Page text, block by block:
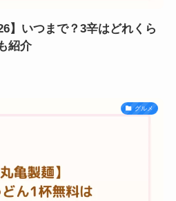
】いつまで？3辛はどれくら
紹介
グルメ